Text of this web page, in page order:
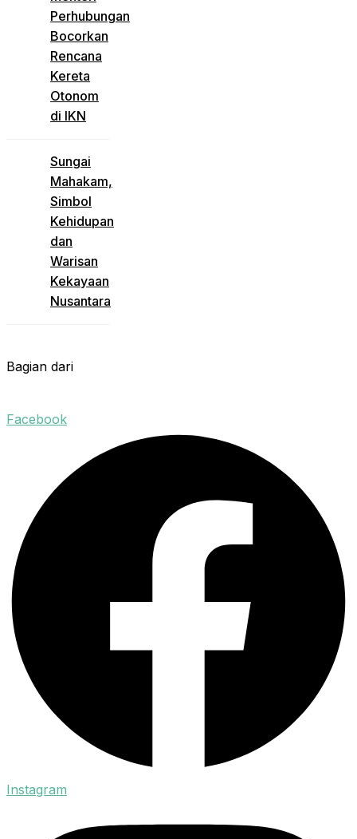
Perhubungan
Bocorkan
Rencana
Kereta
Otonom
di IKN
Sungai
Mahakam,
Simbol
Kehidupan
dan
Warisan
Kekayaan
Nusantara
Bagian dari
Facebook
Instagram